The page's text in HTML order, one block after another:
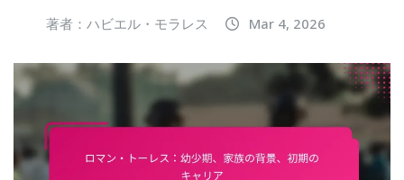
著者：ハビエル・モラレス Mar 4, 2026